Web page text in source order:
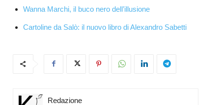
Wanna Marchi, il buco nero dell’illusione
Cartoline da Salò: il nuovo libro di Alexandro Sabetti
Redazione